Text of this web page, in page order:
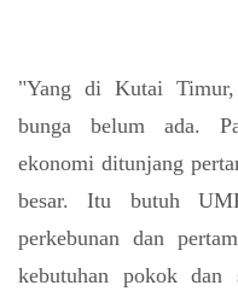
"Yang di Kutai
bunga belum ada.
ekonomi ditunjang
besar. Itu butuh
perkebunan dan
kebutuhan pokok dan